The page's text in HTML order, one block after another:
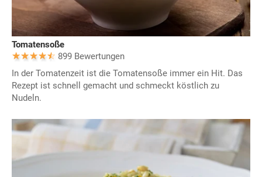
Tomatensoße
899 Bewertungen
In der Tomatenzeit ist die Tomatensoße immer ein Hit. Das
Rezept ist schnell gemacht und schmeckt köstlich zu
Nudeln.